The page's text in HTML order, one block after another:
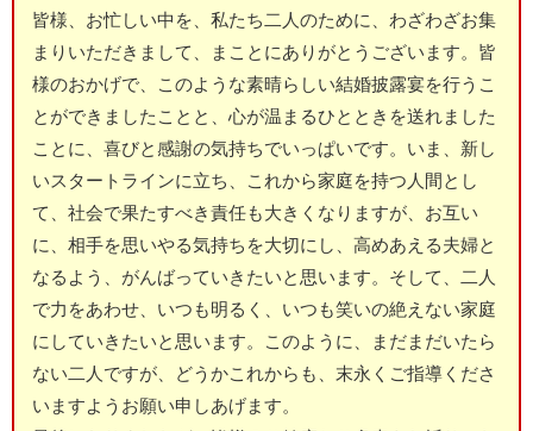
皆様、お忙しい中を、私たち二人のために、わざわざお集
まりいただきまして、まことにありがとうございます。皆
様のおかげで、このような素晴らしい結婚披露宴を行うこ
とができましたことと、心が温まるひとときを送れました
ことに、喜びと感謝の気持ちでいっぱいです。いま、新し
いスタートラインに立ち、これから家庭を持つ人間とし
て、社会で果たすべき責任も大きくなりますが、お互い
に、相手を思いやる気持ちを大切にし、高めあえる夫婦と
なるよう、がんばっていきたいと思います。そして、二人
で力をあわせ、いつも明るく、いつも笑いの絶えない家庭
にしていきたいと思います。このように、まだまだいたら
ない二人ですが、どうかこれからも、末永くご指導くださ
いますようお願い申しあげます。